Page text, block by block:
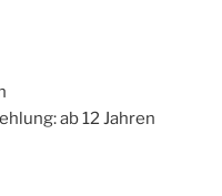
ab 12 Jahren